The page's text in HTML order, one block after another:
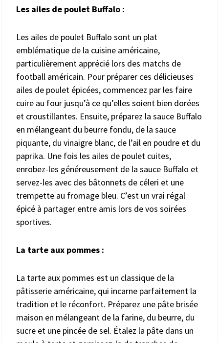
Les ailes de poulet Buffalo :
Les ailes de poulet Buffalo sont un plat
emblématique de la cuisine américaine,
particulièrement apprécié lors des matchs de
football américain. Pour préparer ces délicieuses
ailes de poulet épicées, commencez par les faire
cuire au four jusqu’à ce qu’elles soient bien dorées
et croustillantes. Ensuite, préparez la sauce Buffalo
en mélangeant du beurre fondu, de la sauce
piquante, du vinaigre blanc, de l’ail en poudre et du
paprika. Une fois les ailes de poulet cuites,
enrobez-les généreusement de la sauce Buffalo et
servez-les avec des bâtonnets de céleri et une
trempette au fromage bleu. C’est un vrai régal
épicé à partager entre amis lors de vos soirées
sportives.
La tarte aux pommes :
La tarte aux pommes est un classique de la
pâtisserie américaine, qui incarne parfaitement la
tradition et le réconfort. Préparez une pâte brisée
maison en mélangeant de la farine, du beurre, du
sucre et une pincée de sel. Étalez la pâte dans un